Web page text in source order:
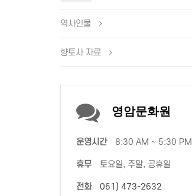
역사인물
향토사 자료
영암문화원
운영시간 8:30 AM ~ 5:30 PM
휴무 토요일, 주말, 공휴일
전화 061) 473-2632